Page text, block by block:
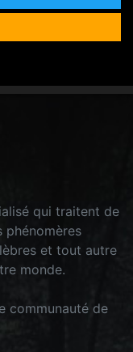
qui traitent de
phénomères
et tout autre
monde.
communauté de